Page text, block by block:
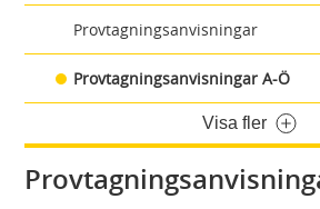
Provtagningsanvisningar
Provtagningsanvisningar A-Ö
Visa fler